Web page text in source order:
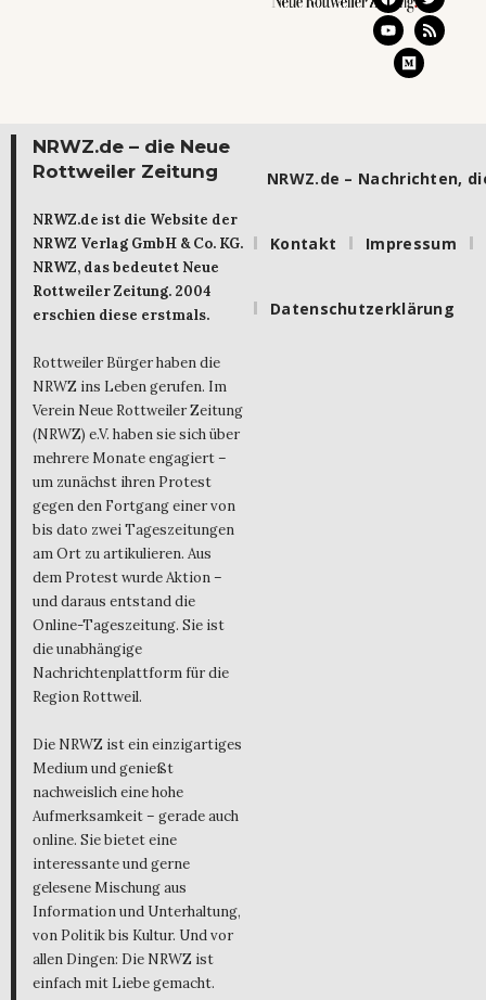
NRWZ.de – die Neue
Rottweiler Zeitung
NRWZ.de ist die Website der
NRWZ Verlag GmbH & Co. KG.
NRWZ, das bedeutet Neue
Rottweiler Zeitung. 2004
erschien diese erstmals.
Rottweiler Bürger haben die
NRWZ ins Leben gerufen. Im
Verein Neue Rottweiler Zeitung
(NRWZ) e.V. haben sie sich über
mehrere Monate engagiert –
um zunächst ihren Protest
gegen den Fortgang einer von
bis dato zwei Tageszeitungen
am Ort zu artikulieren. Aus
dem Protest wurde Aktion –
und daraus entstand die
Online-Tageszeitung. Sie ist
die unabhängige
Nachrichtenplattform für die
Region Rottweil.
Die NRWZ ist ein einzigartiges
Medium und genießt
nachweislich eine hohe
Aufmerksamkeit – gerade auch
online. Sie bietet eine
interessante und gerne
gelesene Mischung aus
Information und Unterhaltung,
von Politik bis Kultur. Und vor
allen Dingen: Die NRWZ ist
einfach mit Liebe gemacht.
NRWZ.de – Nachrichten,
Kontakt Impressum
Datenschutzerklärung